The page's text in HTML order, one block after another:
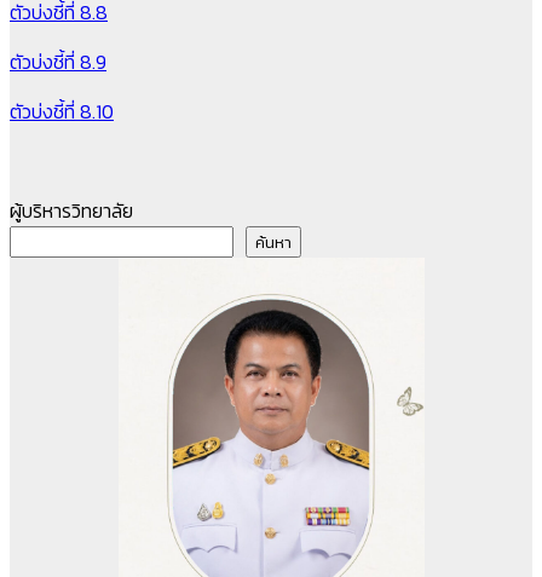
ตัวบ่งชี้ที่ 8.8
ตัวบ่งชี้ที่ 8.9
ตัวบ่งชี้ที่ 8.10
ผู้บริหารวิทยาลัย
ค้นหา